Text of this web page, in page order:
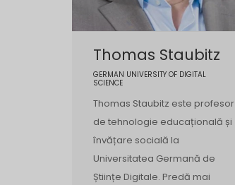
Thomas Staubitz
GERMAN UNIVERSITY OF DIGITAL
SCIENCE
Thomas Staubitz este profesor
de tehnologie educațională și
învățare socială la
Universitatea Germană de
Științe Digitale. Predă mai